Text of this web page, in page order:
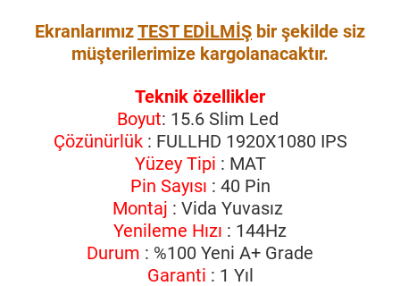
EkranlarımızTEST EDİLMİŞ bir şekilde siz
müşterilerimize kargolanacaktır.
Teknik özellikler
Boyut: 15.6 Slim Led
Çözünürlük: FULLHD 1920X1080 IPS
Yüzey Tipi : MAT
Pin Sayısı : 40 Pin
Montaj : Vida Yuvasız
Yenileme Hızı : 144Hz
Durum : %100 Yeni A+ Grade
Garanti : 1 Yıl